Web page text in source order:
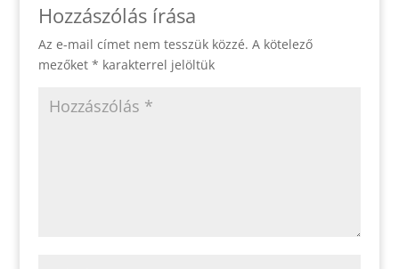
Hozzászólás írása
Az e-mail címet nem tesszük közzé. A kötelező
mezőket * karakterrel jelöltük